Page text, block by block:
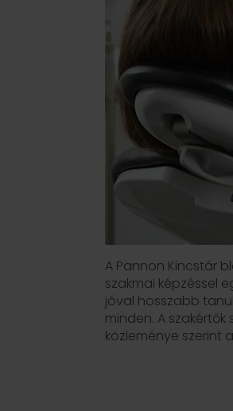
A Pannon Kincstár
szakmai képzéssel
jóval hosszabb
minden. A
közleménye szerint